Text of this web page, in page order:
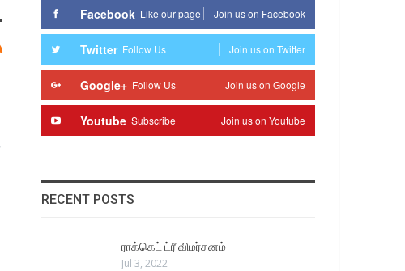
Facebook Like our page Join us on Facebook
Twitter Follow Us Join us on Twitter
Google+ Follow Us Join us on Google
Youtube Subscribe Join us on Youtube
RECENT POSTS
ராக்கெட் ட்ரீ விமர்சனம்
Jul 3, 2022